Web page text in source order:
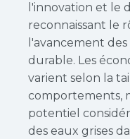
l'innovation et le
reconnaissant le
l'avancement
durable. Les
varient selon la
comportements,
potentiel
des eaux grises